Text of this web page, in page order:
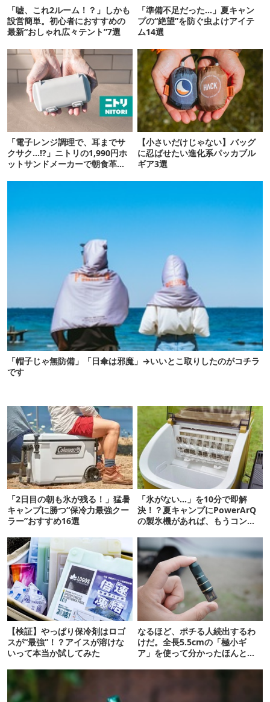
「嘘、これ2ルーム！？」しかも
設営簡単。初心者におすすめの
最新“おしゃれ広々テント”7選
「準備不足だった…」夏キャン
プの“絶望”を防ぐ虫よけアイテ
ム14選
「電子レンジ調理で、耳までサ
クサク…!?」ニトリの1,990円ホ
ットサンドメーカーで朝食革命
【小さいだけじゃない】バッグ
に忍ばせたい進化系パッカブル
ギア3選
「帽子じゃ無防備」「日傘は邪魔」→いいとこ取りしたのがコチラ
です
「2日目の朝も氷が残る！」猛暑
キャンプに勝つ“保冷力最強クー
ラー”おすすめ16選
「氷がない…」を10分で即解
決！？夏キャンプにPowerArQ
の製氷機があれば、もうコンビ
【検証】やっぱり保冷剤はロゴ
スが“最強”！？アイスが溶けな
いって本当か試してみた
なるほど、ポチる人続出するわ
けだ。全長5.5cmの「極小ギ
ア」を使って分かったほんとの